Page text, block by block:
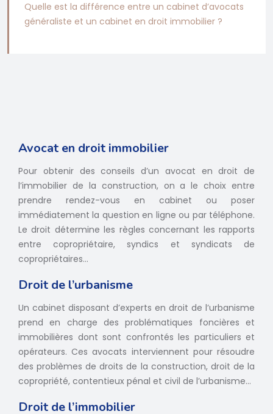
Quelle est la différence entre un cabinet d’avocats
généraliste et un cabinet en droit immobilier ?
Avocat en droit immobilier
Pour obtenir des conseils d’un avocat en droit de
l’immobilier de la construction, on a le choix entre
prendre rendez-vous en cabinet ou poser
immédiatement la question en ligne ou par téléphone.
Le droit détermine les règles concernant les rapports
entre copropriétaire, syndics et syndicats de
copropriétaires…
Droit de l’urbanisme
Un cabinet disposant d’experts en droit de l’urbanisme
prend en charge des problématiques foncières et
immobilières dont sont confrontés les particuliers et
opérateurs. Ces avocats interviennent pour résoudre
des problèmes de droits de la construction, droit de la
copropriété, contentieux pénal et civil de l’urbanisme...
Droit de l’immobilier